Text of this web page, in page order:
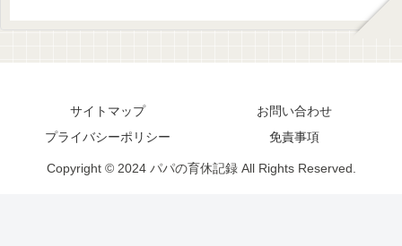
サイトマップ
お問い合わせ
プライバシーポリシー
免責事項
Copyright © 2024 パパの育休記録 All Rights Reserved.